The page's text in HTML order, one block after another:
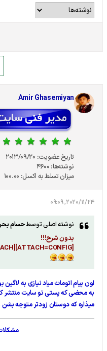
Amir Ghasemiyan
تاریخ عضویت: 2013/09/20
نوشته‌ها: 4600
میزان تسلط به اکسل: 100.00
2020/11/24, 09:09
نوشته اصلی توسطحسام
بدون شرح!!!
[ATTACH=CONFIG]21986[/ATTACH]
اون پیام اتومات میاد نیازی به لاگین
به محضی که پستی تو سایت منتشر
میذاره که دوستان زودتر متوجه